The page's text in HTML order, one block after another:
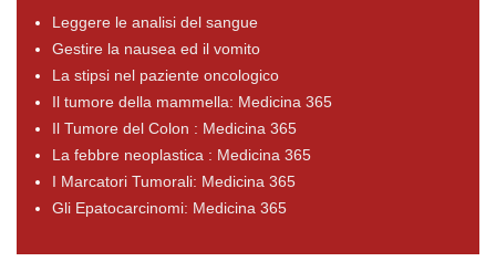
Leggere le analisi del sangue
Gestire la nausea ed il vomito
La stipsi nel paziente oncologico
Il tumore della mammella: Medicina 365
Il Tumore del Colon : Medicina 365
La febbre neoplastica : Medicina 365
I Marcatori Tumorali: Medicina 365
Gli Epatocarcinomi: Medicina 365